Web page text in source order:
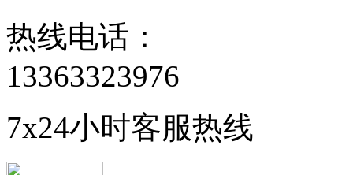
热线电话：
13363323976
7x24小时客服热线